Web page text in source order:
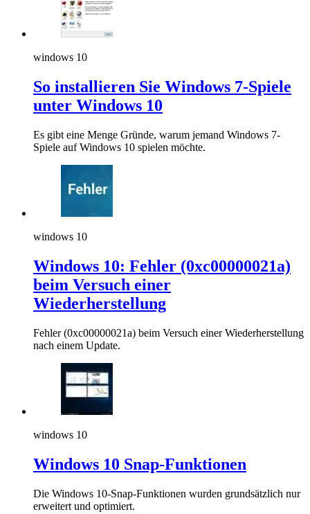
windows 10
So installieren Sie Windows 7-Spiele
unter Windows 10
Es gibt eine Menge Gründe, warum jemand Windows 7-
Spiele auf Windows 10 spielen möchte.
windows 10
Windows 10: Fehler (0xc00000021a)
beim Versuch einer
Wiederherstellung
Fehler (0xc00000021a) beim Versuch einer Wiederherstellung
nach einem Update.
windows 10
Windows 10 Snap-Funktionen
Die Windows 10-Snap-Funktionen wurden grundsätzlich nur
erweitert und optimiert.